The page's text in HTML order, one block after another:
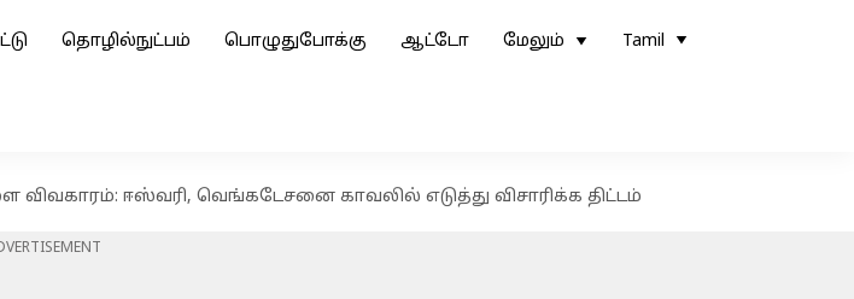
தொழில்நுட்பம் பொழுதுபோக்கு ஆட்டோ மேலும் Tamil
ஈஸ்வரி, வெங்கடேசனை காவலில் எடுத்து விசாரிக்க திட்டம்